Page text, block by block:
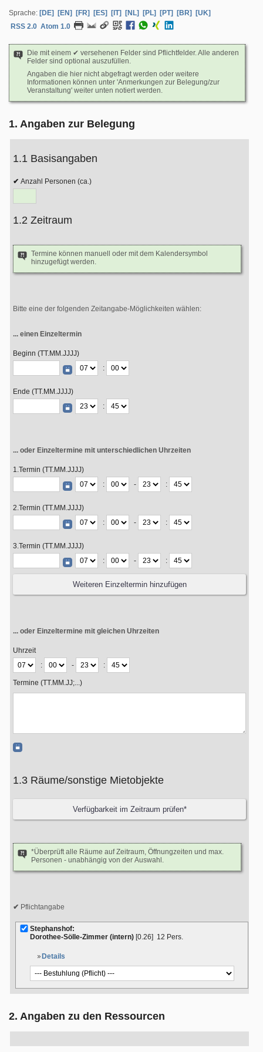
Sprache: [DE] [EN] [FR] [ES] [IT] [NL] [PL] [PT] [BR]
[UK]
RSS 2.0 Atom 1.0
Die mit einem ✔ versehenen Felder sind Pflichtfelder. Alle anderen
Felder sind optional auszufüllen.
Angaben die hier nicht abgefragt werden oder weitere
Informationen können unter 'Anmerkungen zur Belegung/zur
Veranstaltung' weiter unten notiert werden.
1. Angaben zur Belegung
1.1 Basisangaben
Anzahl Personen (ca.)
1.2 Zeitraum
Termine können manuell oder mit dem Kalendersymbol
hinzugefügt werden.
Bitte eine der folgenden Zeitangabe-Möglichkeiten wählen:
... einen Einzeltermin
Beginn (TT.MM.JJJJ)
:
Ende (TT.MM.JJJJ)
:
... oder Einzeltermine mit unterschiedlichen Uhrzeiten
1.Termin (TT.MM.JJJJ)
:
- :
2.Termin (TT.MM.JJJJ)
:
- :
3.Termin (TT.MM.JJJJ)
:
- :
... oder Einzeltermine mit gleichen Uhrzeiten
Uhrzeit
:
- :
Termine (TT.MM.JJ;...)
1.3 Räume/sonstige Mietobjekte
*Überprüft alle Räume auf Zeitraum, Öffnungzeiten und max.
Personen - unabhängig von der Auswahl.
Pflichtangabe
Stephanshof:
Dorothee-Sölle-Zimmer (intern) [0.26] 12 Pers.
Details
2. Angaben zu den Ressourcen